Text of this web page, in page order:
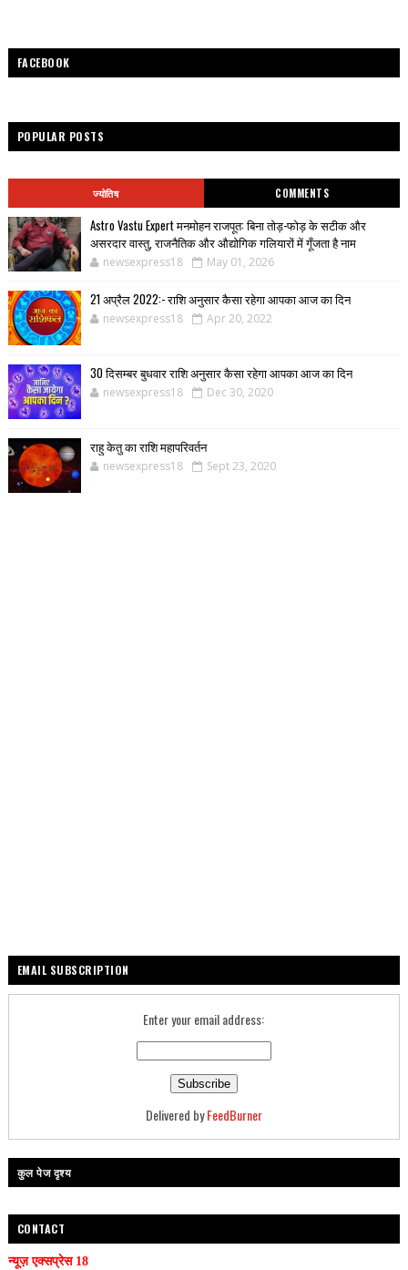
FACEBOOK
POPULAR POSTS
ज्योतिष COMMENTS
Astro Vastu Expert मनमोहन राजपूत: बिना तोड़-फोड़ के सटीक और
असरदार वास्तु, राजनैतिक और औद्योगिक गलियारों में गूँजता है नाम
newsexpress18 May 01, 2026
21 अप्रैल 2022:- राशि अनुसार कैसा रहेगा आपका आज का दिन
newsexpress18 Apr 20, 2022
30 दिसम्बर बुधवार राशि अनुसार कैसा रहेगा आपका आज का दिन
newsexpress18 Dec 30, 2020
राहु केतु का राशि महापरिवर्तन
newsexpress18 Sept 23, 2020
EMAIL SUBSCRIPTION
Enter your email address:
Delivered byFeedBurner
कुल पेज दृश्य
CONTACT
न्यूज़ एक्सप्रेस 18